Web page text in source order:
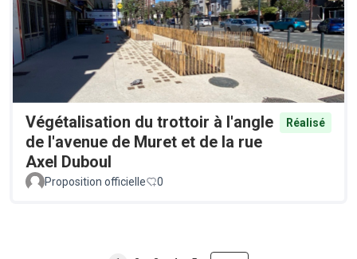
Végétalisation du trottoir à l'angle
de l'avenue de Muret et de la rue
Axel Duboul
Réalisé
Proposition officielle 0